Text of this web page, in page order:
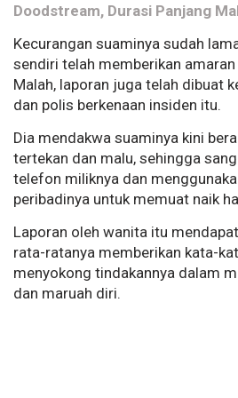
Doodstream, Durasi Panjang
Kecurangan suaminya sudah
sendiri telah memberikan
Malah, laporan juga telah dibuat
dan polis berkenaan insiden itu.
Dia mendakwa suaminya kini
tertekan dan malu, sehingga
telefon miliknya dan
peribadinya untuk memuat naik
Laporan oleh wanita itu
rata-ratanya memberikan kata-
menyokong tindakannya dalam
dan maruah diri.